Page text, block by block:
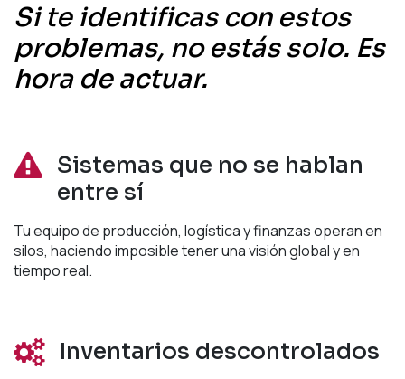
Si te identificas con estos
problemas, no estás solo. Es
hora de actuar.
Sistemas que no se hablan
entre sí
Tu equipo de producción, logística y finanzas operan en
silos, haciendo imposible tener una visión global y en
tiempo real.
Inventarios descontrolados